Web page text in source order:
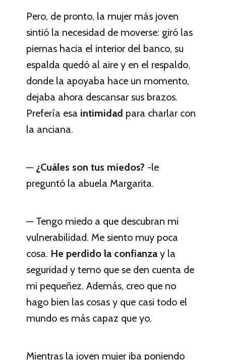
Pero, de pronto, la mujer más joven
sintió la necesidad de moverse: giró las
piernas hacia el interior del banco, su
espalda quedó al aire y en el respaldo,
donde la apoyaba hace un momento,
dejaba ahora descansar sus brazos.
Prefería esa intimidad para charlar con
la anciana.
— ¿Cuáles son tus miedos? -le
preguntó la abuela Margarita.
— Tengo miedo a que descubran mi
vulnerabilidad. Me siento muy poca
cosa. He perdido la confianzay la
seguridad y temo que se den cuenta de
mi pequeñez. Además, creo que no
hago bien las cosas y que casi todo el
mundo es más capaz que yo.
Mientras la joven mujer iba poniendo